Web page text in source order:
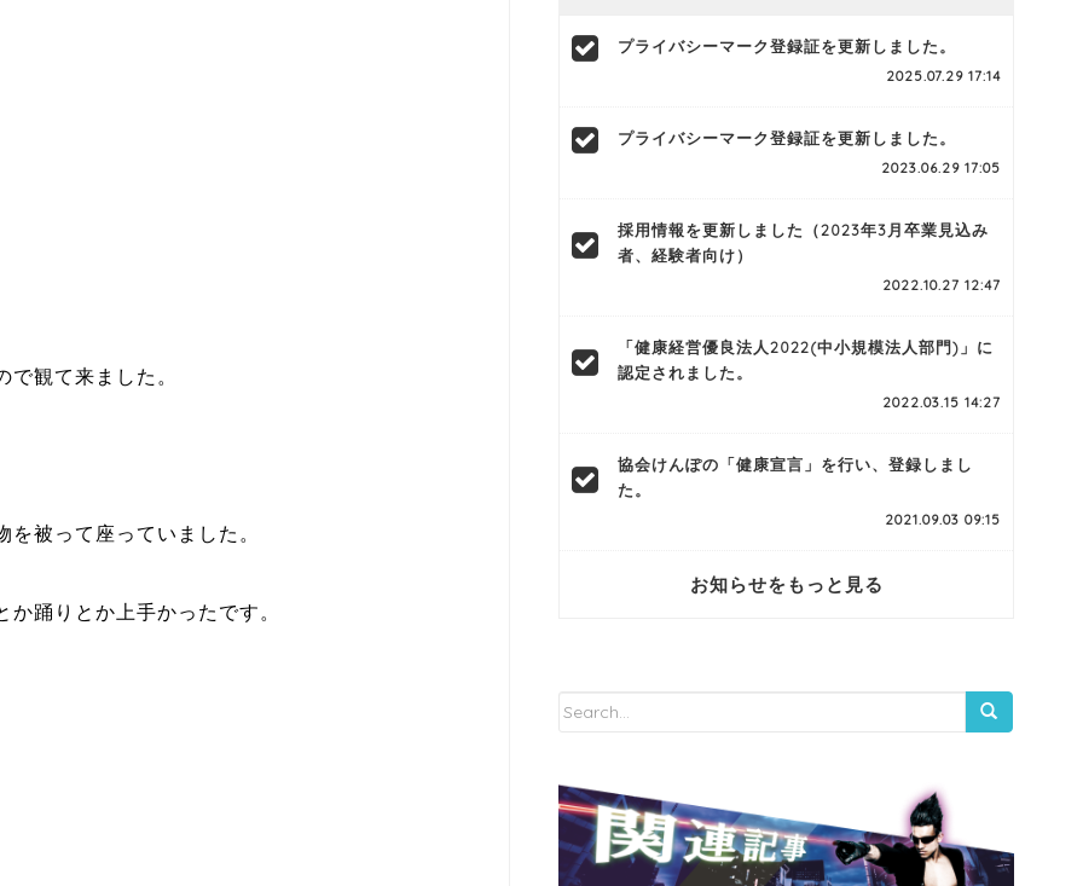
観て来ました。
被って座っていました。
踊りとか上手かったです。
プライバシーマーク登録証を更新しました。
2025.07.29 17:14
プライバシーマーク登録証を更新しました。
2023.06.29 17:05
採用情報を更新しました（2023年3月卒業見込み
者、経験者向け）
2022.10.27 12:47
「健康経営優良法人2022(中小規模法人部門)」に
認定されました。
2022.03.15 14:27
協会けんぽの「健康宣言」を行い、登録しまし
た。
2021.09.03 09:15
お知らせをもっと見る